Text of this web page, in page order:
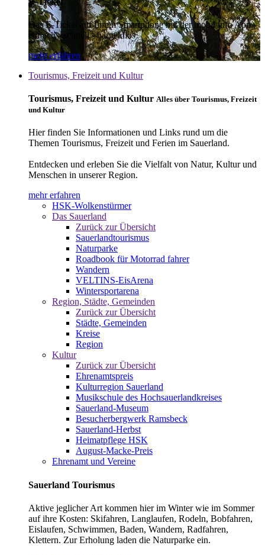
Das E-Ticket auf Ihrem Smartphone mit der mobil info App -
einfach - schnell - bargeldlos
mehr erfahren
Tourismus, Freizeit und Kultur
Tourismus, Freizeit und Kultur Alles über Tourismus, Freizeit
und Kultur
Hier finden Sie Informationen und Links rund um die
Themen Tourismus, Freizeit und Ferien im Sauerland.
Entdecken und erleben Sie die Vielfalt von Natur, Kultur und
Menschen in unserer Region.
mehr erfahren
HSK-Wolkenstürmer
Das Sauerland
Zurück zur Übersicht
Sauerlandtourismus
Naturparke
Roadbook für Motorrad fahrer
Wandern
VELTINS-EisArena
Wintersportarena
Region, Städte, Gemeinden
Zurück zur Übersicht
Städte, Gemeinden
Kreise
Region
Kultur
Zurück zur Übersicht
Ehrenamtspreis
Kulturregion Sauerland
Musikschule des Hochsauerlandkreises
Sauerland-Museum
Besucherbergwerk Ramsbeck
Sauerland-Herbst
Heimatpflege HSK
August-Macke-Preis
Ehrenamt und Vereine
Sauerland Tourismus
Aktive jeglicher Art kommen hier im Winter wie im Sommer
auf ihre Kosten: Skifahren, Langlaufen, Rodeln, Bobfahren,
Eislaufen, Schwimmen, Baden, Wandern, Radfahren,
Klettern. Zur Erholung laden die Naturparke ein.